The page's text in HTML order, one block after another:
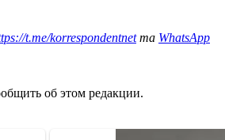
t.me/korrespondentnetта WhatsApp
об этом редакции.